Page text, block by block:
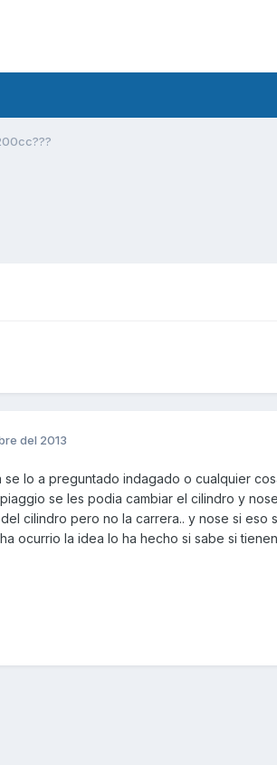
del 2013
se lo a preguntado indagado o cualquier
se les podia cambiar el cilindro y
cilindro pero no la carrera.. y nose si eso
ocurrio la idea lo ha hecho si sabe si